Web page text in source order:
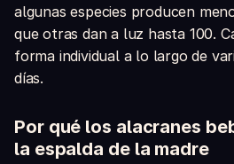
algunas especies producen
que otras dan a luz hasta 100.
forma individual a lo largo de
días.
Por qué los alacranes
la espalda de la madre